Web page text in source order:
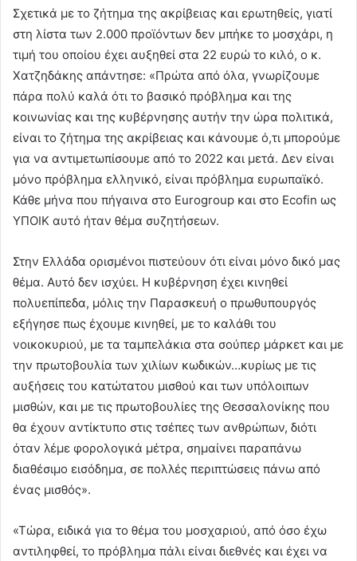
Σχετικά με το ζήτημα της ακρίβειας και ερωτηθείς, γιατί
στη λίστα των 2.000 προϊόντων δεν μπήκε το μοσχάρι, η
τιμή του οποίου έχει αυξηθεί στα 22 ευρώ το κιλό, ο κ.
Χατζηδάκης απάντησε: «Πρώτα από όλα, γνωρίζουμε
πάρα πολύ καλά ότι το βασικό πρόβλημα και της
κοινωνίας και της κυβέρνησης αυτήν την ώρα πολιτικά,
είναι το ζήτημα της ακρίβειας και κάνουμε ό,τι μπορούμε
για να αντιμετωπίσουμε από το 2022 και μετά. Δεν είναι
μόνο πρόβλημα ελληνικό, είναι πρόβλημα ευρωπαϊκό.
Κάθε μήνα που πήγαινα στο Eurogroup και στο Ecofin ως
ΥΠΟΙΚ αυτό ήταν θέμα συζητήσεων.
Στην Ελλάδα ορισμένοι πιστεύουν ότι είναι μόνο δικό μας
θέμα. Αυτό δεν ισχύει. Η κυβέρνηση έχει κινηθεί
πολυεπίπεδα, μόλις την Παρασκευή ο πρωθυπουργός
εξήγησε πως έχουμε κινηθεί, με το καλάθι του
νοικοκυριού, με τα ταμπελάκια στα σούπερ μάρκετ και με
την πρωτοβουλία των χιλίων κωδικών…κυρίως με τις
αυξήσεις του κατώτατου μισθού και των υπόλοιπων
μισθών, και με τις πρωτοβουλίες της Θεσσαλονίκης που
θα έχουν αντίκτυπο στις τσέπες των ανθρώπων, διότι
όταν λέμε φορολογικά μέτρα, σημαίνει παραπάνω
διαθέσιμο εισόδημα, σε πολλές περιπτώσεις πάνω από
ένας μισθός».
«Τώρα, ειδικά για το θέμα του μοσχαριού, από όσο έχω
αντιληφθεί, το πρόβλημα πάλι είναι διεθνές και έχει να